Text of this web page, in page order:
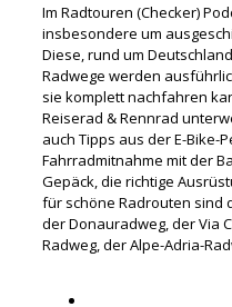
Im Radtouren (Checker)
insbesondere um
Diese, rund um
Radwege werden
sie komplett nachfahren
Reiserad & Rennrad
auch Tipps aus der E-Bike-
Fahrradmitnahme mit der
Gepäck, die richtige
für schöne Radrouten sind
der Donauradweg, der Via
Radweg, der Alpe-Adria-